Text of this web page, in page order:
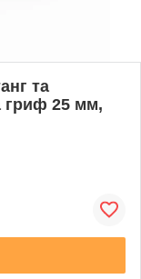
та
гриф 25 мм,